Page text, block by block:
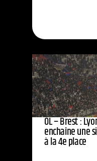
OL – Brest :
enchaîne une
à la 4e place